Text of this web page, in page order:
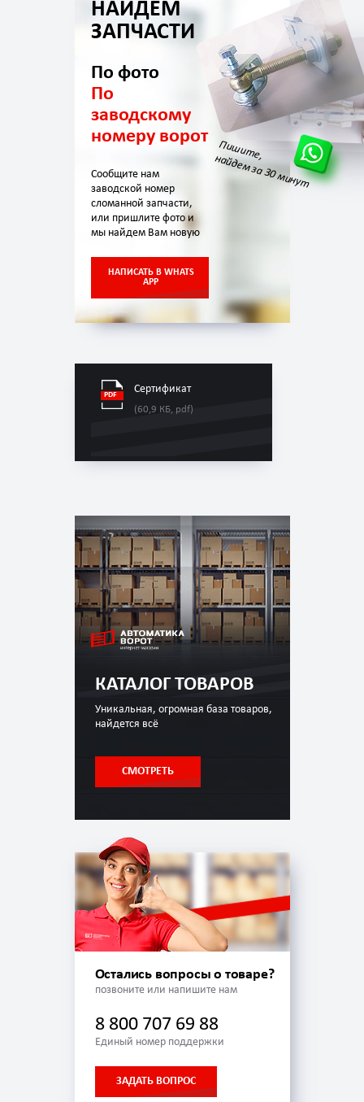
НАЙДЕМ
ЗАПЧАСТИ
По фото
По
заводскому
номеру ворот
Сообщите нам
заводской номер
сломанной запчасти,
или пришлите фото и
мы найдем Вам новую
НАПИСАТЬ В WHATS
APP
Пишите,
найдем за 30 минут
Сертификат
(60,9 КБ, pdf)
КАТАЛОГ ТОВАРОВ
Уникальная, огромная база товаров,
найдется всё
СМОТРЕТЬ
Остались вопросы о товаре?
позвоните или напишите нам
8 800 707 69 88
Единый номер поддержки
ЗАДАТЬ ВОПРОС